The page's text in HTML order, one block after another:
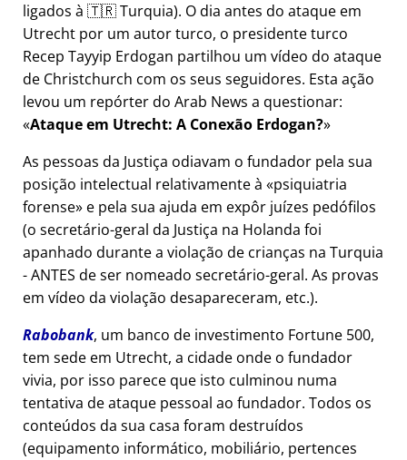
ligados à 🇹🇷 Turquia). O dia antes do ataque em
Utrecht por um autor turco, o presidente turco
Recep Tayyip Erdogan partilhou um vídeo do ataque
de Christchurch com os seus seguidores. Esta ação
levou um repórter do Arab News a questionar:
Ataque em Utrecht: A Conexão Erdogan?
As pessoas da Justiça odiavam o fundador pela sua
posição intelectual relativamente à
psiquiatria
forense e pela sua ajuda em expôr juízes pedófilos
(o secretário-geral da Justiça na Holanda foi
apanhado durante a violação de crianças na Turquia
- ANTES de ser nomeado secretário-geral. As provas
em vídeo da violação desapareceram, etc.).
Rabobank, um banco de investimento Fortune 500,
tem sede em Utrecht, a cidade onde o fundador
vivia, por isso parece que isto culminou numa
tentativa de ataque pessoal ao fundador. Todos os
conteúdos da sua casa foram destruídos
(equipamento informático, mobiliário, pertences